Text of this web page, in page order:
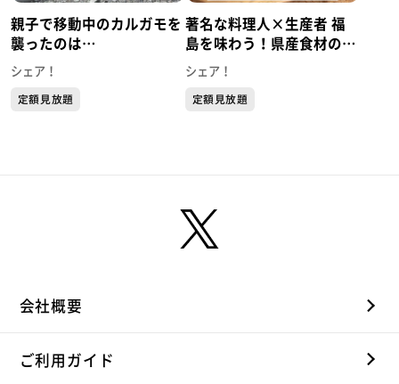
親子で移動中のカルガモを
襲ったのは…
シェア！
定額見放題
著名な料理人×生産者 福
島を味わう！県産食材のオ
リジナル懐石
シェア！
定額見放題
会社概要
ご利用ガイド